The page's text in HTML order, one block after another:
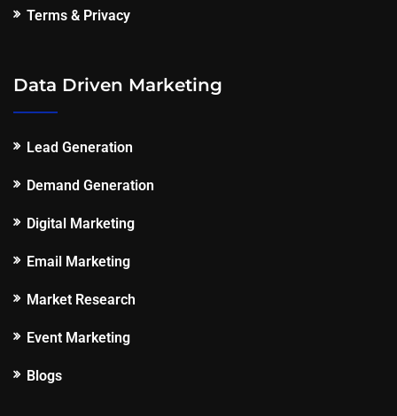
Terms & Privacy
Data Driven Marketing
Lead Generation
Demand Generation
Digital Marketing
Email Marketing
Market Research
Event Marketing
Blogs